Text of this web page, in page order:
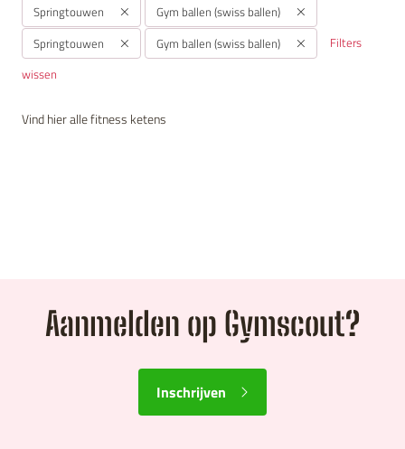
Springtouwen
Gym ballen (swiss ballen)
Springtouwen
Gym ballen (swiss ballen)
Filters
wissen
Vind hier alle fitness ketens
Aanmelden op Gymscout?
Inschrijven